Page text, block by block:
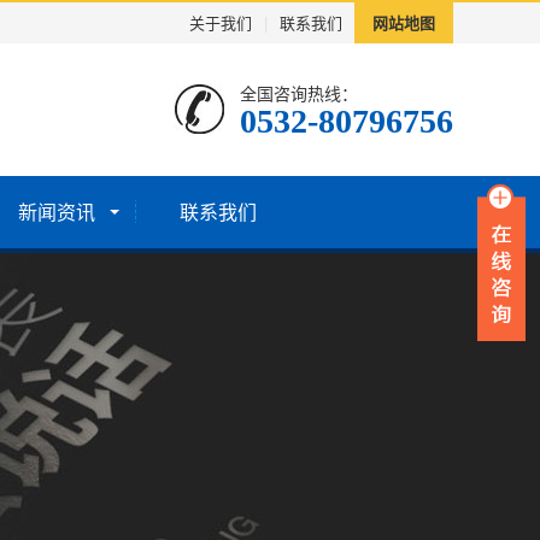
关于我们 联系我们 网站地图
全国咨询热线：
0532-80796756
新闻资讯 联系我们